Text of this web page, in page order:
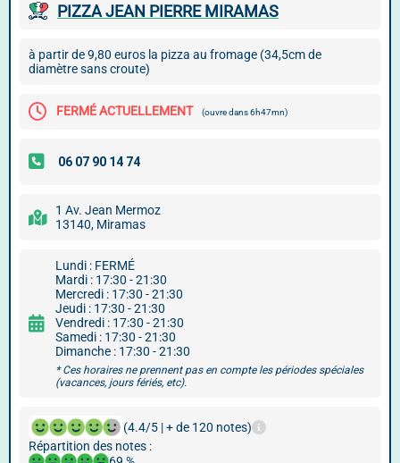
PIZZA JEAN PIERRE MIRAMAS
à partir de 9,80 euros la pizza au fromage (34,5cm de
diamètre sans croute)
FERMÉ ACTUELLEMENT (ouvre dans 6h47mn)
1 Av. Jean Mermoz
13140, Miramas
Lundi : FERMÉ
Mardi : 17:30 - 21:30
Mercredi : 17:30 - 21:30
Jeudi : 17:30 - 21:30
Vendredi : 17:30 - 21:30
Samedi : 17:30 - 21:30
Dimanche : 17:30 - 21:30
* Ces horaires ne prennent pas en compte les périodes spéciales
(vacances, jours fériés, etc).
(4.4/5 | + de 120 notes)
Répartition des notes :